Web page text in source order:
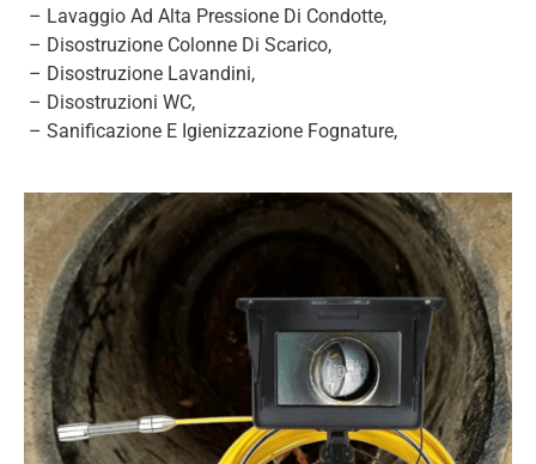
– Lavaggio Ad Alta Pressione Di Condotte,
– Disostruzione Colonne Di Scarico,
– Disostruzione Lavandini,
– Disostruzioni WC,
– Sanificazione E Igienizzazione Fognature,